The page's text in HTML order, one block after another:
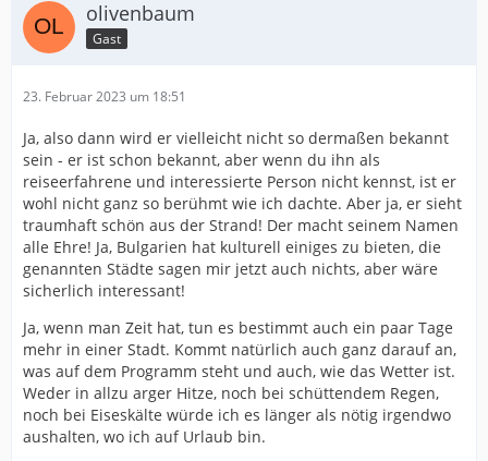
olivenbaum
Gast
23. Februar 2023 um 18:51
Ja, also dann wird er vielleicht nicht so dermaßen bekannt
sein - er ist schon bekannt, aber wenn du ihn als
reiseerfahrene und interessierte Person nicht kennst, ist er
wohl nicht ganz so berühmt wie ich dachte. Aber ja, er sieht
traumhaft schön aus der Strand! Der macht seinem Namen
alle Ehre! Ja, Bulgarien hat kulturell einiges zu bieten, die
genannten Städte sagen mir jetzt auch nichts, aber wäre
sicherlich interessant!
Ja, wenn man Zeit hat, tun es bestimmt auch ein paar Tage
mehr in einer Stadt. Kommt natürlich auch ganz darauf an,
was auf dem Programm steht und auch, wie das Wetter ist.
Weder in allzu arger Hitze, noch bei schüttendem Regen,
noch bei Eiseskälte würde ich es länger als nötig irgendwo
aushalten, wo ich auf Urlaub bin.